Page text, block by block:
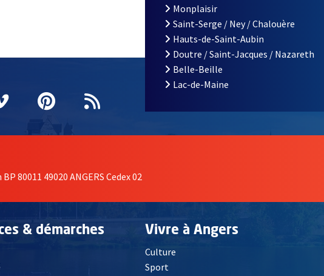
fenêtrefenêtre
une nouvelle fenêtre
Vimeo
, Ouvre une nouvelle fenêtre
Pinterest
, Ouvre une nouvelle fenêtre
Flux RSS
Monplaisir
Saint-Serge / Ney / Chalouère
Hauts-de-Saint-Aubin
Doutre / Saint-Jacques / Nazareth
Belle-Beille
Lac-de-Maine
80011 49020 ANGERS Cedex 02
& démarches Vivre à Angers
Culture
Sport